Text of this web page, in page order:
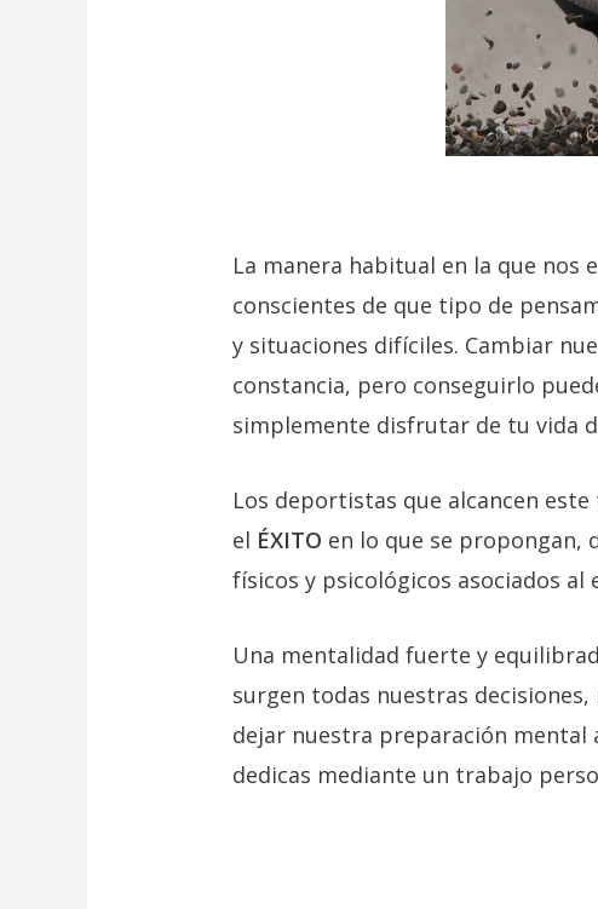
La manera habitual en la que nos
conscientes de que tipo de
y situaciones difíciles. Cambiar
constancia, pero conseguirlo
simplemente disfrutar de tu vida
Los deportistas que alcancen
el ÉXITO en lo que se propongan,
físicos y psicológicos asociados
Una mentalidad fuerte y
surgen todas nuestras
dejar nuestra preparación mental
dedicas mediante un trabajo